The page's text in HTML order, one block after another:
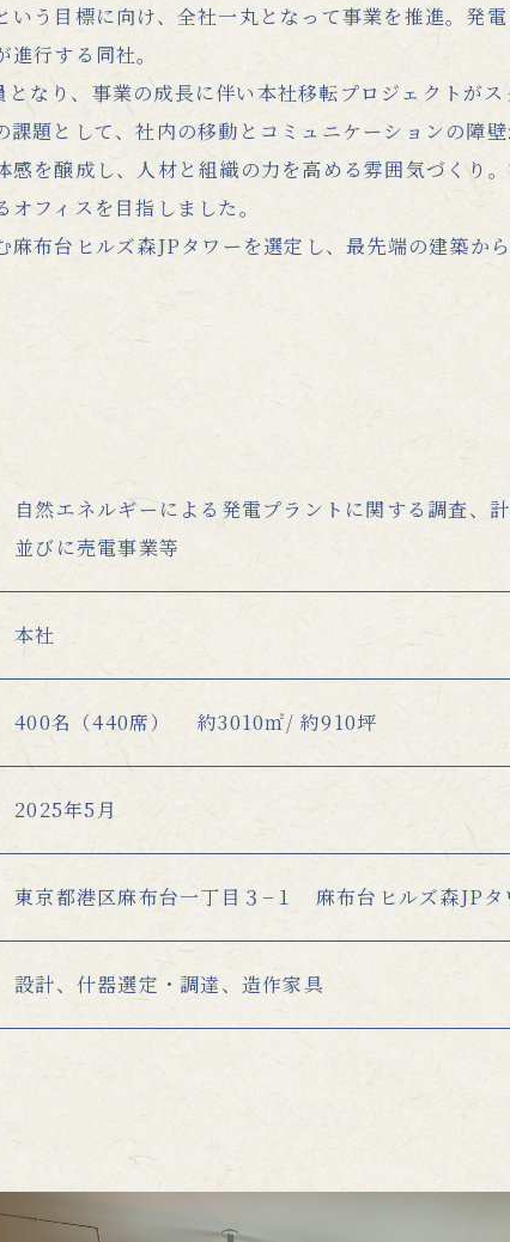
う目標に向け、全社一丸となって事業を推進。発
行する同社。
なり、事業の成長に伴い本社移転プロジェクトが
課題として、社内の移動とコミュニケーションの障
感を醸成し、人材と組織の力を高める雰囲気づくり
フィスを目指しました。
麻布台ヒルズ森JPタワーを選定し、最先端の建築か
自然エネルギーによる発電プラントに関する調査、
並びに売電事業等
本社
400名（440席） 約3010㎡/ 約910坪
2025年5月
東京都港区麻布台一丁目３−１ 麻布台ヒルズ森JP
設計、什器選定・調達、造作家具